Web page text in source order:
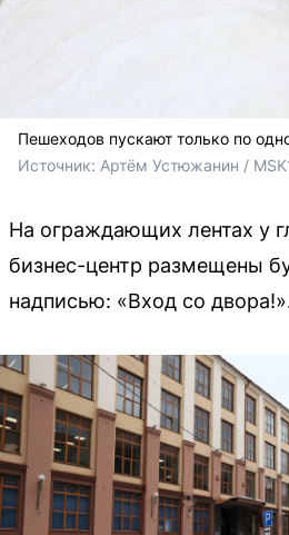
Пешеходов пускают только по
Источник: Артём Устюжанин /
На ограждающих лентах у
бизнес-центр размещены
надписью: «Вход со